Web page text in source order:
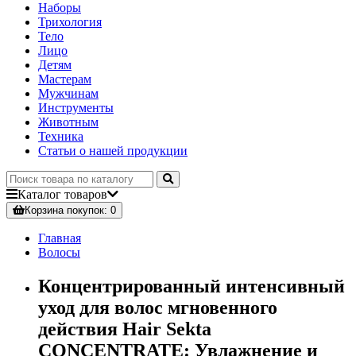
Наборы
Трихология
Тело
Лицо
Детям
Мастерам
Мужчинам
Инструменты
Животным
Техника
Статьи о нашей продукции
Каталог товаров
Корзинапокупок: 0
Главная
Волосы
Концентрированный интенсивный
уход для волос мгновенного
действия Hair Sekta
CONCENTRATE: Увлажнение и